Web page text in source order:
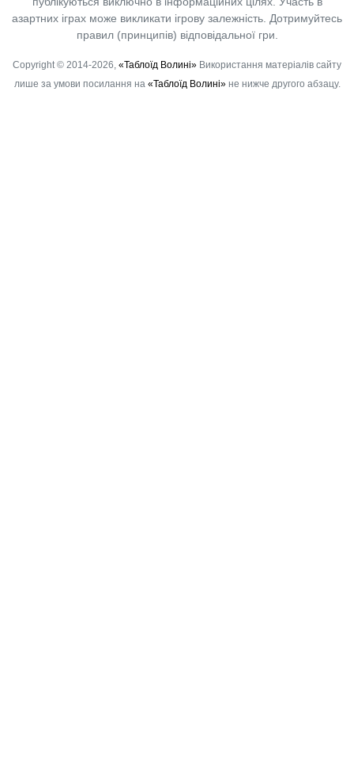
азартних іграх може викликати ігрову залежність. Дотримуйтесь
правил (принципів) відповідальної гри.
Copyright © 2014-2026, «Таблоїд Волині» Використання матеріалів сайту
лише за умови посилання на «Таблоїд Волині»не нижче другого абзацу.